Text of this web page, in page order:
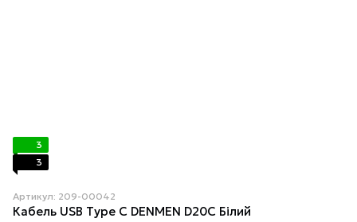
3
3
Артикул: 209-00042
Кабель USB Typе C DENMEN D20C Білий